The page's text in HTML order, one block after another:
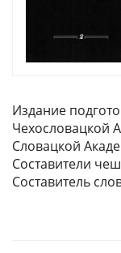
Издание
Чехословацкой
Словацкой
Составители
Составитель